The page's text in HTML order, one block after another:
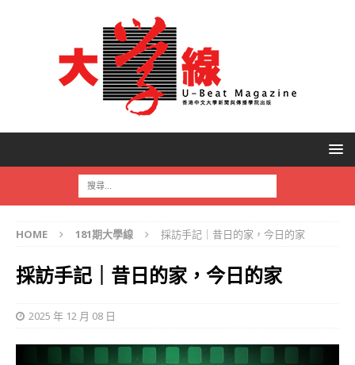
HOME 181期大學線 採訪手記｜昔日的家，今日的家
採訪手記｜昔日的家，今日的家
2025 年 12 月 08 日